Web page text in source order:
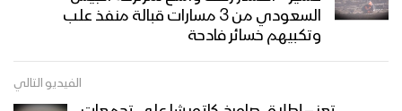
إيجاز صحفي للقوات المسلحة يكشف عن
تفاصيل ومشاهد عملية فجر الحرية “تحرير
مديريتي الصومعة ومسورة – البيضاء”
السعودي من 3 مسارات قبالة منفذ علب
وتكبيهم خسائر فادحة
الفيديو التالي